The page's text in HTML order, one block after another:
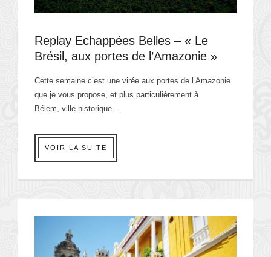
Replay Echappées Belles – « Le
Brésil, aux portes de l’Amazonie »
Cette semaine c’est une virée aux portes de l Amazonie
que je vous propose, et plus particulièrement à
Bélem, ville historique...
VOIR LA SUITE